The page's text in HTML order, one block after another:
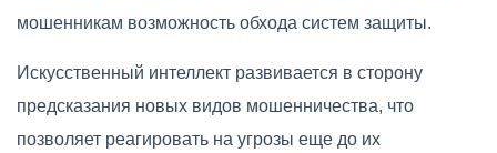
мошенникам возможность обхода систем защиты.
Искусственный интеллект развивается в сторону
предсказания новых видов мошенничества, что
позволяет реагировать на угрозы еще до их